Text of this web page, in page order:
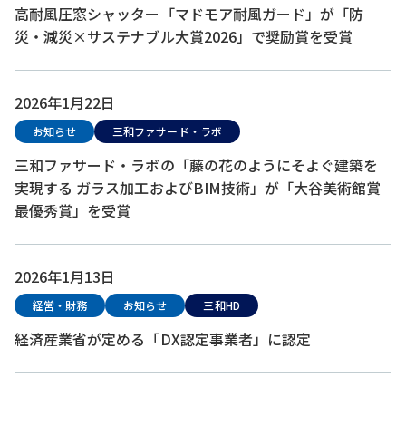
高耐風圧窓シャッター「マドモア耐風ガード」が「防
災・減災×サステナブル大賞2026」で奨励賞を受賞
2026年1月22日
お知らせ 三和ファサード・ラボ
三和ファサード・ラボの「藤の花のようにそよぐ建築を
実現する ガラス加工およびBIM技術」が「大谷美術館賞
最優秀賞」を受賞
2026年1月13日
経営・財務 お知らせ 三和HD
経済産業省が定める「DX認定事業者」に認定